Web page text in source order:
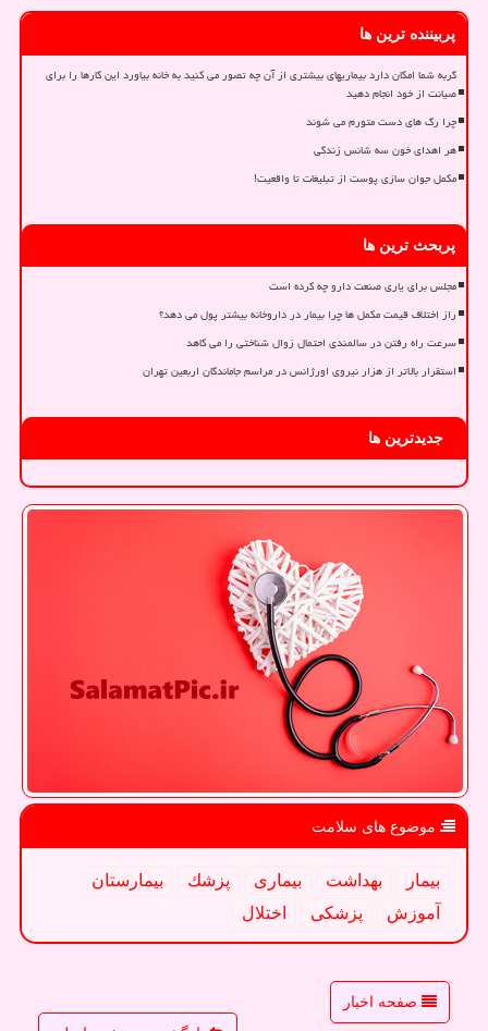
پربیننده ترین ها
گربه شما امکان دارد بیماریهای بیشتری از آن چه تصور می کنید به خانه بیاورد این کارها را برای
صیانت از خود انجام دهید
چرا رگ های دست متورم می شوند
هر اهدای خون سه شانس زندگی
مکمل جوان سازی پوست از تبلیغات تا واقعیت!
پربحث ترین ها
مجلس برای یاری صنعت دارو چه کرده است
راز اختلاف قیمت مکمل ها چرا بیمار در داروخانه بیشتر پول می دهد؟
سرعت راه رفتن در سالمندی احتمال زوال شناختی را می کاهد
استقرار بالاتر از هزار نیروی اورژانس در مراسم جاماندگان اربعین تهران
جدیدترین ها
موضوع های سلامت
بیمار بهداشت بیماری پزشك
بیمارستان
آموزش
پزشكی اختلال
صفحه اخبار